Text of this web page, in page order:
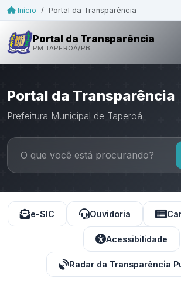
Início / Portal da Transparência
Portal da Transparência
PM TAPEROÁ/PB
Portal da Transparência
Prefeitura Municipal de Taperoá
e-SIC Ouvidoria
Acessibilidade
Radar da Transparência